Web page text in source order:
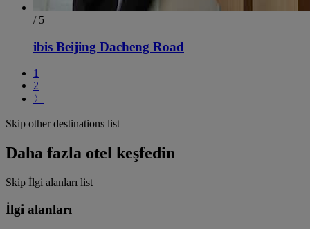
/ 5
ibis Beijing Dacheng Road
1
2
〉
Skip other destinations list
Daha fazla otel keşfedin
Skip İlgi alanları list
İlgi alanları